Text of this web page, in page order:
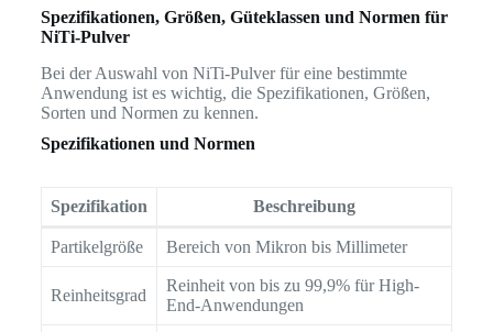
Spezifikationen, Größen, Güteklassen und Normen für
NiTi-Pulver
Bei der Auswahl von NiTi-Pulver für eine bestimmte
Anwendung ist es wichtig, die Spezifikationen, Größen,
Sorten und Normen zu kennen.
Spezifikationen und Normen
Spezifikation Beschreibung
Partikelgröße Bereich von Mikron bis Millimeter
Reinheitsgrad
Reinheit von bis zu 99,9% für High-
End-Anwendungen